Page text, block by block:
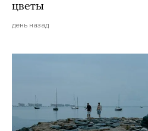
цветы
день назад